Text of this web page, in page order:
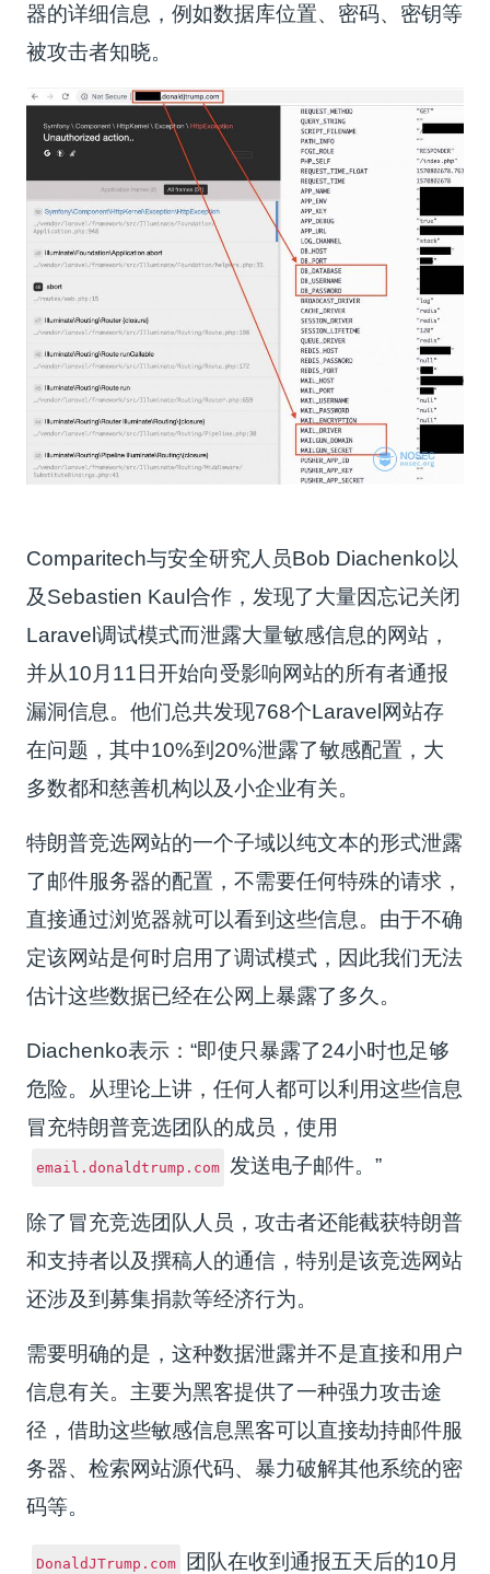
器的详细信息，例如数据库位置、密码、密钥等
被攻击者知晓。
Comparitech与安全研究人员Bob Diachenko以
及Sebastien Kaul合作，发现了大量因忘记关闭
Laravel调试模式而泄露大量敏感信息的网站，
并从10月11日开始向受影响网站的所有者通报
漏洞信息。他们总共发现768个Laravel网站存
在问题，其中10%到20%泄露了敏感配置，大
多数都和慈善机构以及小企业有关。
特朗普竞选网站的一个子域以纯文本的形式泄露
了邮件服务器的配置，不需要任何特殊的请求，
直接通过浏览器就可以看到这些信息。由于不确
定该网站是何时启用了调试模式，因此我们无法
估计这些数据已经在公网上暴露了多久。
Diachenko表示：“即使只暴露了24小时也足够
危险。从理论上讲，任何人都可以利用这些信息
冒充特朗普竞选团队的成员，使用
email.donaldtrump.com 发送电子邮件。”
除了冒充竞选团队人员，攻击者还能截获特朗普
和支持者以及撰稿人的通信，特别是该竞选网站
还涉及到募集捐款等经济行为。
需要明确的是，这种数据泄露并不是直接和用户
信息有关。主要为黑客提供了一种强力攻击途
径，借助这些敏感信息黑客可以直接劫持邮件服
务器、检索网站源代码、暴力破解其他系统的密
码等。
DonaldJTrump.com
团队在收到通报五天后的10月